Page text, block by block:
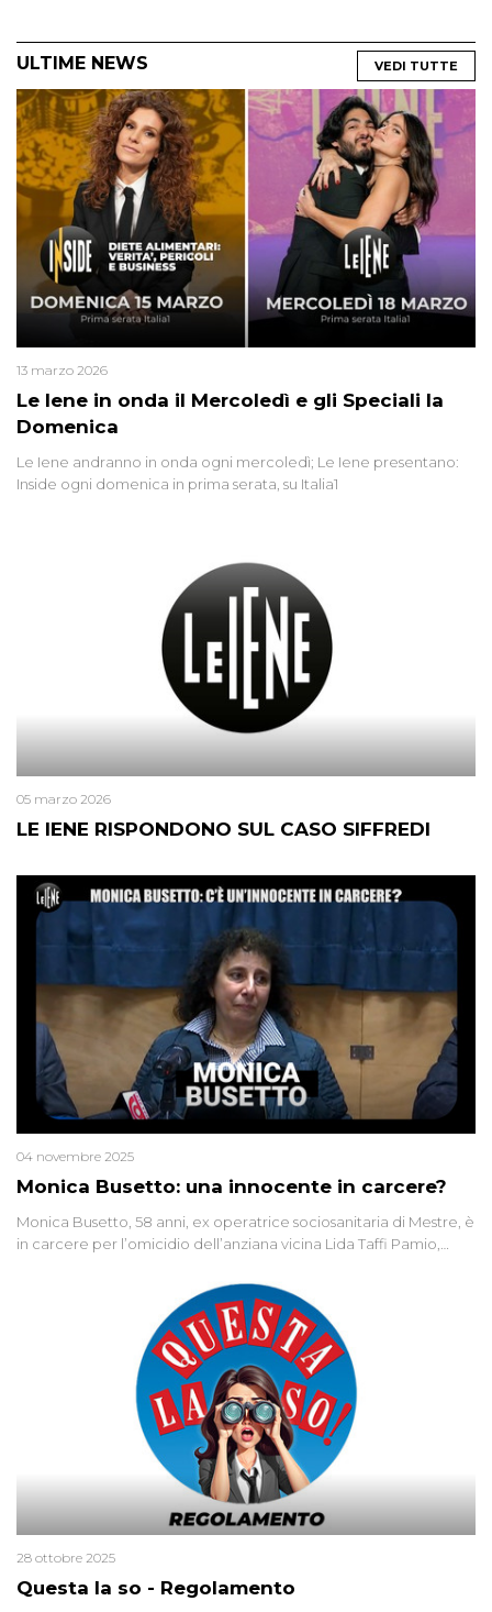
ULTIME NEWS VEDI TUTTE
Le Iene in onda il Mercoledì e gli Speciali la
Domenica
13 marzo 2026
Le Iene andranno in onda ogni mercoledì; Le Iene presentano:
Inside ogni domenica in prima serata, su Italia1
LE IENE RISPONDONO SUL CASO SIFFREDI
05 marzo 2026
Monica Busetto: una innocente in carcere?
04 novembre 2025
Monica Busetto, 58 anni, ex operatrice sociosanitaria di Mestre, è
in carcere per l’omicidio dell’anziana vicina Lida Taffi Pamio,
minuscola su una collanina, Monica si proclama innocente. Nel
2015 un’altra donna confessa lo stesso delitto, poi ritratta. Due
colpevoli per un solo omicidio: errore giudiziario o giustizia
Questa la so - Regolamento
28 ottobre 2025